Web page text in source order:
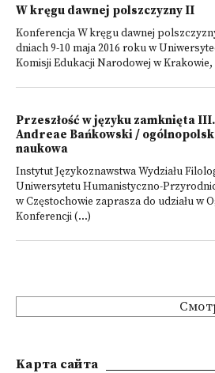
W kręgu dawnej polszczyzny II
Konferencja W kręgu dawnej
dniach 9-10 maja 2016 roku w
Komisji Edukacji Narodowej w
Przeszłość w języku zamknięta
Andreae Bańkowski /
naukowa
Instytut Językoznawstwa Wydziału
Uniwersytetu Humanistyczno-
w Częstochowie zaprasza do udziału w
Konferencji (...)
Kарта сайта